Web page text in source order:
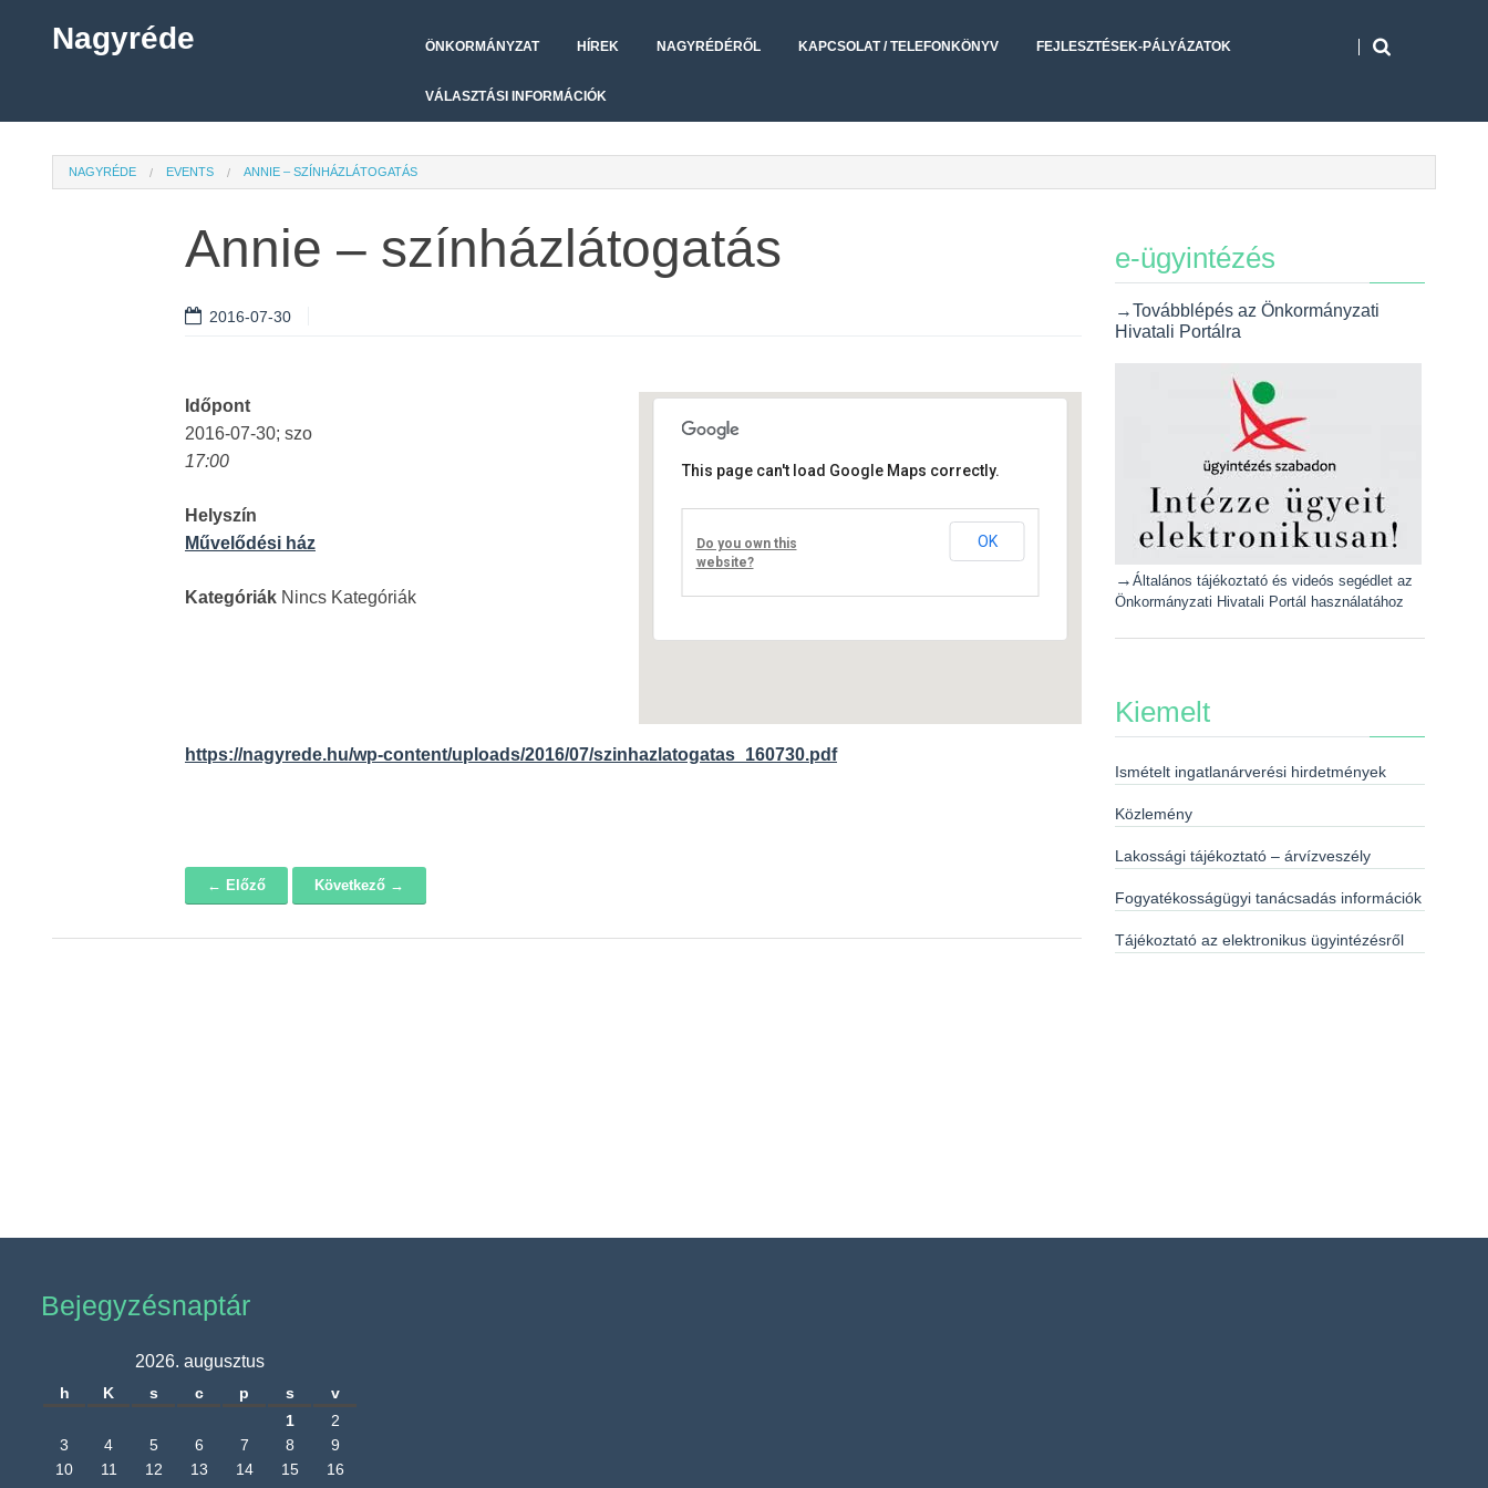
Nagyréde ÖNKORMÁNYZAT HÍREK NAGYRÉDÉRŐL KAPCSOLAT / TELEFONKÖNYV FEJLESZTÉSEK-PÁLYÁZATOK
VÁLASZTÁSI INFORMÁCIÓK
NAGYRÉDE EVENTS ANNIE – SZÍNHÁZLÁTOGATÁS
Annie – színházlátogatás
2016-07-30
Művelődési ház
Fő út 8 - Nagyréde
Események
This page can't load Google Maps correctly.
Do you own this
website?
OK
Időpont
2016-07-30; szo
17:00
Helyszín
Művelődési ház
Kategóriák Nincs Kategóriák
https://nagyrede.hu/wp-content/uploads/2016/07/szinhazlatogatas_160730.pdf
← Előző Következő →
e-ügyintézés
→Továbblépés az Önkormányzati
Hivatali Portálra
→ Általános tájékoztató és videós segédlet az
Önkormányzati Hivatali Portál használatához
Kiemelt
Ismételt ingatlanárverési hirdetmények
Közlemény
Lakossági tájékoztató – árvízveszély
Fogyatékosságügyi tanácsadás információk
Tájékoztató az elektronikus ügyintézésről
Bejegyzésnaptár
2026. augusztus
h K s c p s
v
1
2
3
4 5 6 7 8
9
10
11 12 13 14 15
16